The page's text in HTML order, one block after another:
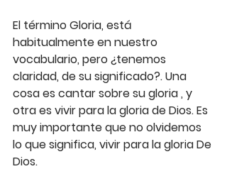
El término Gloria, está
habitualmente en nuestro
vocabulario, pero ¿tenemos
claridad, de su significado?. Una
cosa es cantar sobre su gloria , y
otra es vivir para la gloria de Dios. Es
muy importante que no olvidemos
lo que significa, vivir para la gloria De
Dios.